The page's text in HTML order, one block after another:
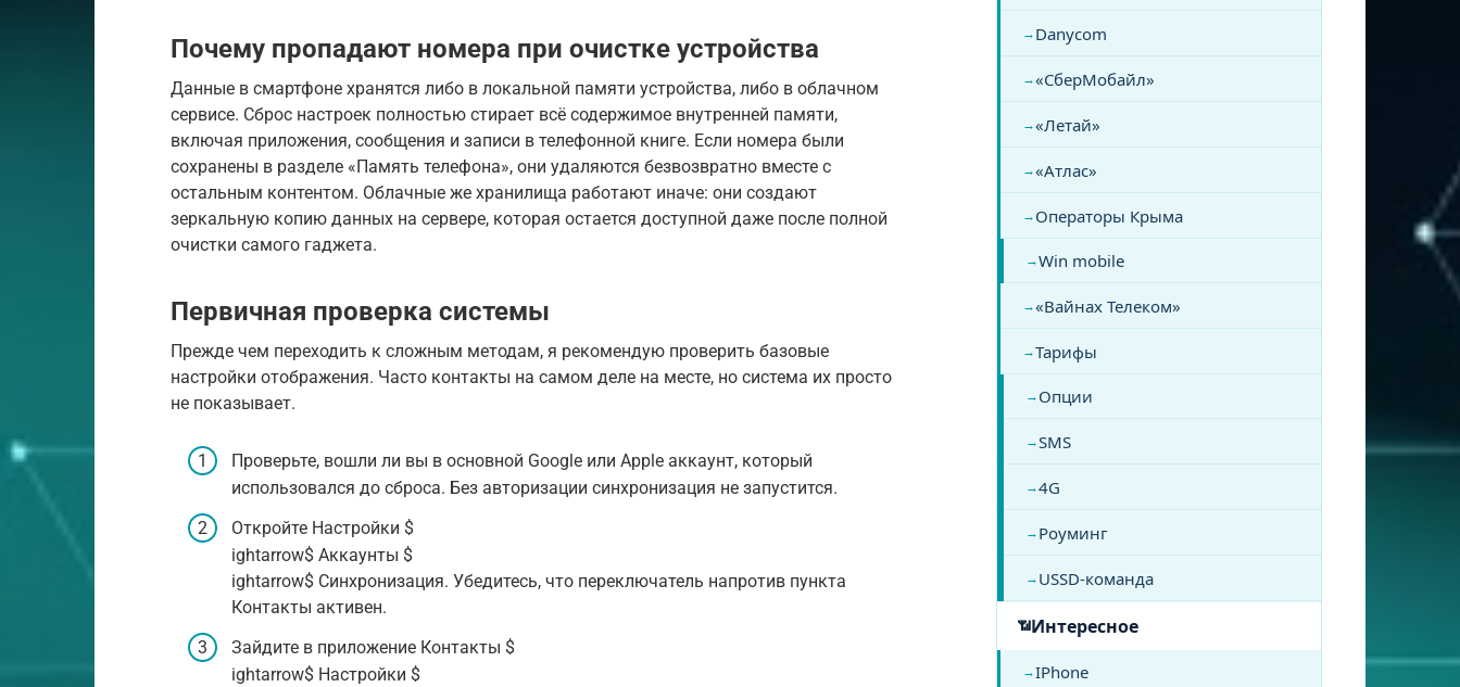
Почему пропадают номера при очистке устройства
Данные в смартфоне хранятся либо в локальной памяти устройства, либо в облачном
сервисе. Сброс настроек полностью стирает всё содержимое внутренней памяти,
включая приложения, сообщения и записи в телефонной книге. Если номера были
сохранены в разделе «Память телефона», они удаляются безвозвратно вместе с
остальным контентом. Облачные же хранилища работают иначе: они создают
зеркальную копию данных на сервере, которая остается доступной даже после полной
очистки самого гаджета.
Первичная проверка системы
Прежде чем переходить к сложным методам, я рекомендую проверить базовые
настройки отображения. Часто контакты на самом деле на месте, но система их просто
не показывает.
Проверьте, вошли ли вы в основной Google или Apple аккаунт, который
использовался до сброса. Без авторизации синхронизация не запустится.
Откройте Настройки $
ightarrow$ Аккаунты $
ightarrow$ Синхронизация. Убедитесь, что переключатель напротив пункта
Контакты активен.
Зайдите в приложение Контакты $
ightarrow$ Настройки $
Danycom
«СберМобайл»
«Летай»
«Атлас»
Операторы Крыма
Win mobile
«Вайнах Телеком»
Тарифы
Опции
SMS
4G
Роуминг
USSD-команда
Интересное
IPhone